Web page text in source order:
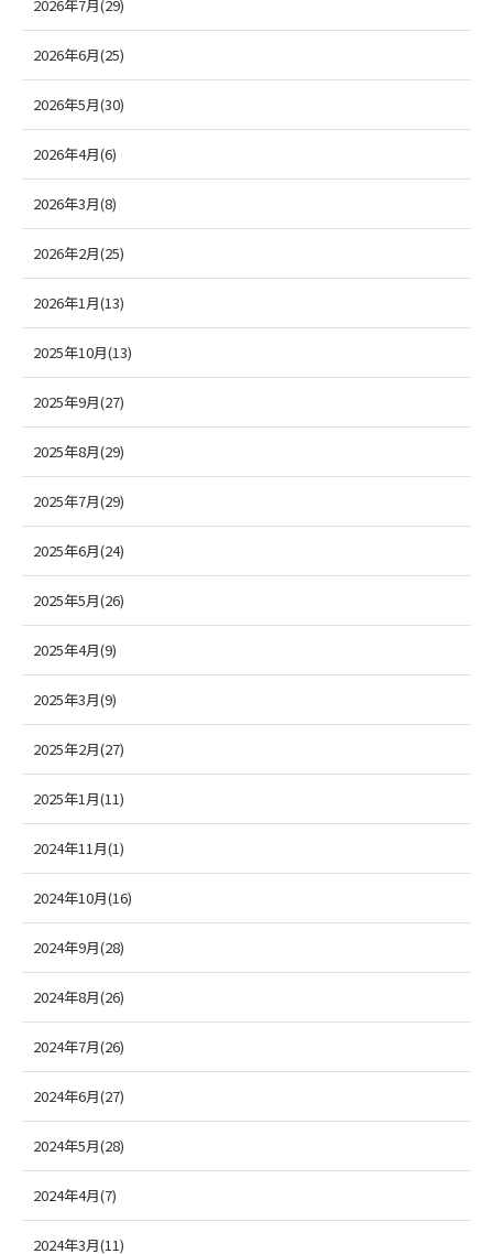
2026年7月(29)
2026年6月(25)
2026年5月(30)
2026年4月(6)
2026年3月(8)
2026年2月(25)
2026年1月(13)
2025年10月(13)
2025年9月(27)
2025年8月(29)
2025年7月(29)
2025年6月(24)
2025年5月(26)
2025年4月(9)
2025年3月(9)
2025年2月(27)
2025年1月(11)
2024年11月(1)
2024年10月(16)
2024年9月(28)
2024年8月(26)
2024年7月(26)
2024年6月(27)
2024年5月(28)
2024年4月(7)
2024年3月(11)